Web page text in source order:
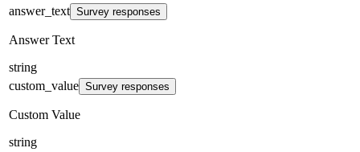
answer_text Survey responses
Answer Text
string
custom_value Survey responses
Custom Value
string